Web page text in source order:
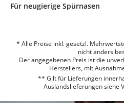
Für neugierige Spürnasen
* Alle Preise inkl. gesetzl.
nicht anders
Der angegebenen Preis ist die
Herstellers, mit
** Gilt für Lieferungen
Auslandslieferungen siehe